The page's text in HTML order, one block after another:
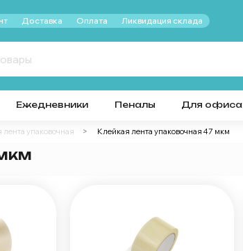
Доставка Оплата Ликвидация склада
Ежедневники Пеналы Для офиса
лента упаковочная Клейкая лента упаковочная 47 мкм